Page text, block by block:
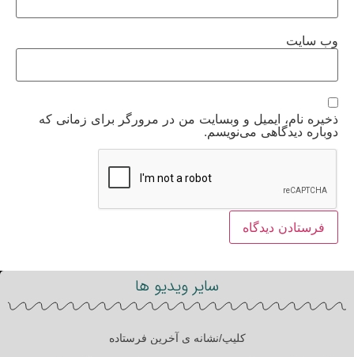
وب‌ سایت
ذخیره نام، ایمیل و وبسایت من در مرورگر برای زمانی که
دوباره دیدگاهی می‌نویسم.
سایر ویدیو ها
کلیپ/نشانه ی آخرین فرستاده